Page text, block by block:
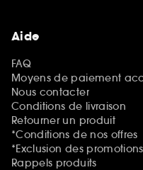
Aide
FAQ
Moyens de paiement
Nous contacter
Conditions de livraison
Retourner un produit
*Conditions de nos offres
*Exclusion des promotions
Rappels produits